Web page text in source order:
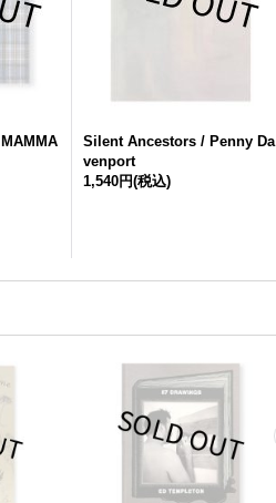
Silent Ancestors / Penny Da
venport
1,540円(税込)